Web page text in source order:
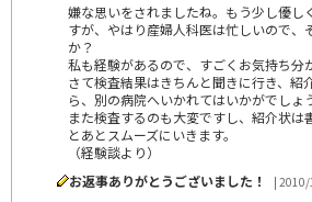
嫌な思いをされましたね。もう少し優し
すが、やはり産婦人科医は忙しいので、
か？
私も経験があるので、すごくお気持ち分
さて検査結果はきちんと聞きに行き、紹
ら、別の病院へいかれてはいかがでしょ
また検査するのも大変ですし、紹介状は
とあとスムーズにいきます。
（経験談より）
お返事ありがとうございました！
|